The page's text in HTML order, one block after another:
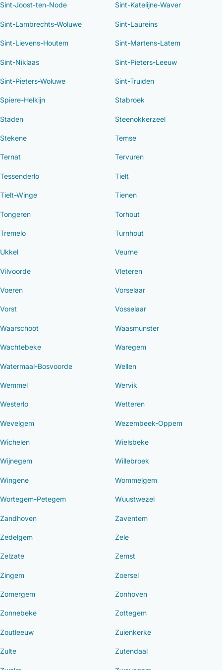
Sint-Joost-ten-Node Sint-Katelijne-Waver
Sint-Lambrechts-Woluwe Sint-Laureins
Sint-Lievens-Houtem Sint-Martens-Latem
Sint-Niklaas Sint-Pieters-Leeuw
Sint-Pieters-Woluwe Sint-Truiden
Spiere-Helkijn Stabroek
Staden Steenokkerzeel
Stekene Temse
Ternat Tervuren
Tessenderlo Tielt
Tielt-Winge Tienen
Tongeren Torhout
Tremelo Turnhout
Ukkel Veurne
Vilvoorde Vleteren
Voeren Vorselaar
Vorst Vosselaar
Waarschoot Waasmunster
Wachtebeke Waregem
Watermaal-Bosvoorde Wellen
Wemmel Wervik
Westerlo Wetteren
Wevelgem Wezembeek-Oppem
Wichelen Wielsbeke
Wijnegem Willebroek
Wingene Wommelgem
Wortegem-Petegem Wuustwezel
Zandhoven Zaventem
Zedelgem Zele
Zelzate Zemst
Zingem Zoersel
Zomergem Zonhoven
Zonnebeke Zottegem
Zoutleeuw Zuienkerke
Zulte Zutendaal